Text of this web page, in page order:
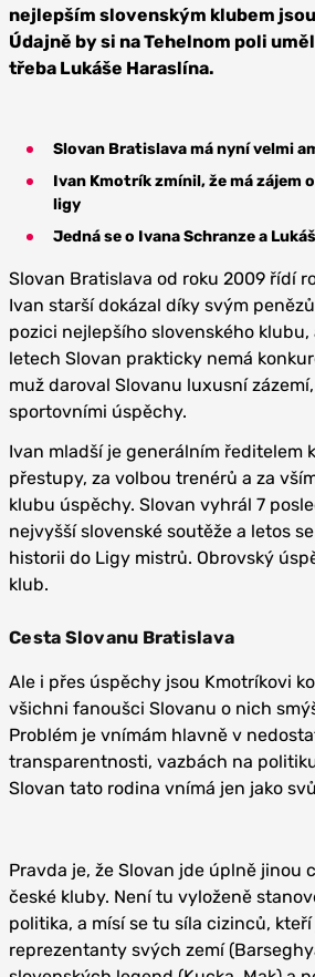
nejlepším slovenským klubem
Údajně by si na Tehelnom poli
třeba Lukáše Haraslína.
Slovan Bratislava má nyní velmi
Ivan Kmotrík zmínil, že má zájem
ligy
Jedná se o Ivana Schranze a
Slovan Bratislava od roku 2009 řídí
Ivan starší dokázal díky svým
pozici nejlepšího slovenského
letech Slovan prakticky nemá
muž daroval Slovanu luxusní
sportovními úspěchy.
Ivan mladší je generálním ředitelem
přestupy, za volbou trenérů a za
klubu úspěchy. Slovan vyhrál 7
nejvyšší slovenské soutěže a letos
historii do Ligy mistrů. Obrovský
klub.
Cesta Slovanu Bratislava
Ale i přes úspěchy jsou Kmotríkovi
všichni fanoušci Slovanu o nich
Problém je vnímám hlavně v
transparentnosti, vazbách na
Slovan tato rodina vnímá jen jako
Pravda je, že Slovan jde úplně jinou
české kluby. Není tu vyloženě
politika, a mísí se tu síla cizinců,
reprezentanty svých zemí